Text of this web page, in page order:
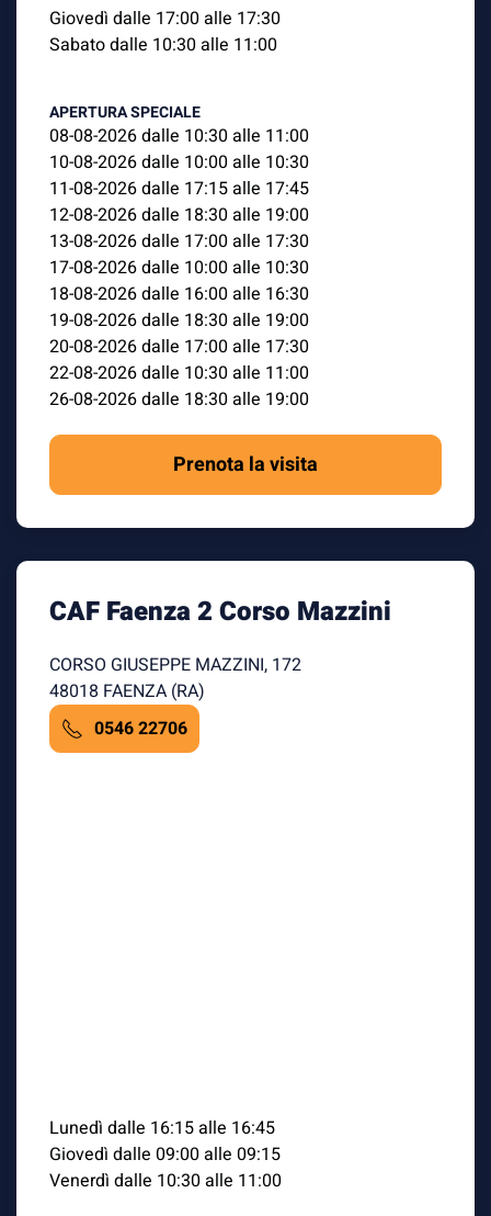
Giovedì dalle 17:00 alle 17:30
Sabato dalle 10:30 alle 11:00
APERTURA SPECIALE
08-08-2026 dalle 10:30 alle 11:00
10-08-2026 dalle 10:00 alle 10:30
11-08-2026 dalle 17:15 alle 17:45
12-08-2026 dalle 18:30 alle 19:00
13-08-2026 dalle 17:00 alle 17:30
17-08-2026 dalle 10:00 alle 10:30
18-08-2026 dalle 16:00 alle 16:30
19-08-2026 dalle 18:30 alle 19:00
20-08-2026 dalle 17:00 alle 17:30
22-08-2026 dalle 10:30 alle 11:00
26-08-2026 dalle 18:30 alle 19:00
Prenota la visita
CAF Faenza 2 Corso Mazzini
CORSO GIUSEPPE MAZZINI, 172
48018 FAENZA (RA)
0546 22706
Lunedì dalle 16:15 alle 16:45
Giovedì dalle 09:00 alle 09:15
Venerdì dalle 10:30 alle 11:00